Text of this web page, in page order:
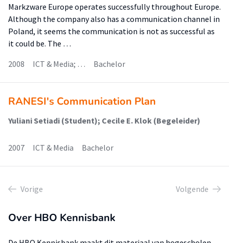
Markzware Europe operates successfully throughout Europe.
Although the company also has a communication channel in
Poland, it seems the communication is not as successful as
it could be. The …
2008
ICT & Media; … Bachelor
RANESI's Communication Plan
Yuliani Setiadi (Student); Cecile E. Klok (Begeleider)
2007 ICT & Media Bachelor
Vorige Volgende
Over HBO Kennisbank